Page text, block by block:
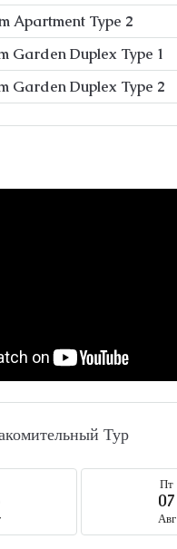
Apartment Type 2
Garden Duplex Type 1
Garden Duplex Type 2
Тур
Пт
07
Авг